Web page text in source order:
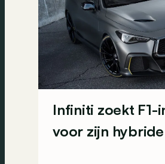
Infiniti zoekt F1-
voor zijn hybride